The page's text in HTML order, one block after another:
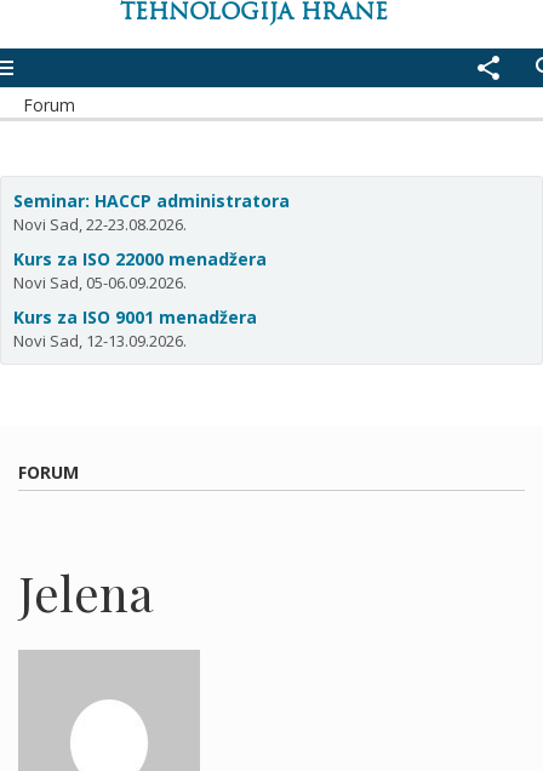
TEHNOLOGIJA HRANE
share
Forum
Seminar: HACCP administratora
Novi Sad, 22-23.08.2026.
Kurs za ISO 22000 menadžera
Novi Sad, 05-06.09.2026.
Kurs za ISO 9001 menadžera
Novi Sad, 12-13.09.2026.
FORUM
Jelena